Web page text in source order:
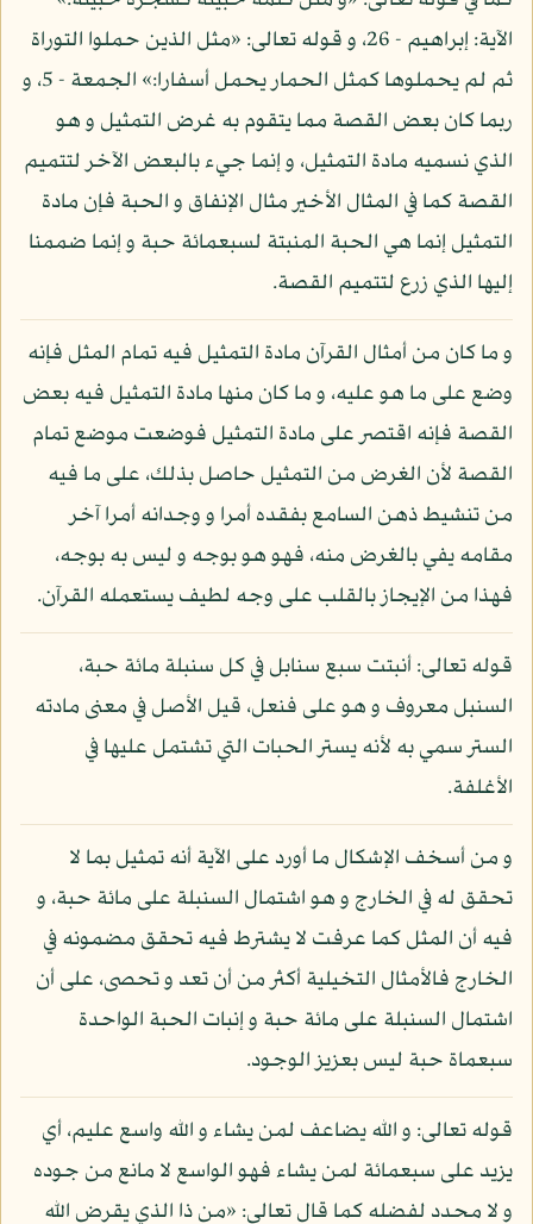
الآية: إبراهيم - 26، و قوله تعالى: «مثل الذين حملوا التوراة
ثم لم يحملوها كمثل الحمار يحمل أسفارا:» الجمعة - 5، و
ربما كان بعض القصة مما يتقوم به غرض التمثيل و هو
الذي نسميه مادة التمثيل، و إنما جيء بالبعض الآخر لتتميم
القصة كما في المثال الأخير مثال الإنفاق و الحبة فإن مادة
التمثيل إنما هي الحبة المنبتة لسبعمائة حبة و إنما ضممنا
إليها الذي زرع لتتميم القصة.
و ما كان من أمثال القرآن مادة التمثيل فيه تمام المثل فإنه
وضع على ما هو عليه، و ما كان منها مادة التمثيل فيه بعض
القصة فإنه اقتصر على مادة التمثيل فوضعت موضع تمام
القصة لأن الغرض من التمثيل حاصل بذلك، على ما فيه
من تنشيط ذهن السامع بفقده أمرا و وجدانه أمرا آخر
مقامه يفي بالغرض منه، فهو هو بوجه و ليس به بوجه،
فهذا من الإيجاز بالقلب على وجه لطيف يستعمله القرآن.
قوله تعالى: أنبتت سبع سنابل في كل سنبلة مائة حبة،
السنبل معروف و هو على فنعل، قيل الأصل في معنى مادته
الستر سمي به لأنه يستر الحبات التي تشتمل عليها في
الأغلفة.
و من أسخف الإشكال ما أورد على الآية أنه تمثيل بما لا
تحقق له في الخارج و هو اشتمال السنبلة على مائة حبة، و
فيه أن المثل كما عرفت لا يشترط فيه تحقق مضمونه في
الخارج فالأمثال التخيلية أكثر من أن تعد و تحصى، على أن
اشتمال السنبلة على مائة حبة و إنبات الحبة الواحدة
سبعماة حبة ليس بعزيز الوجود.
قوله تعالى: و الله يضاعف لمن يشاء و الله واسع عليم، أي
يزيد على سبعمائة لمن يشاء فهو الواسع لا مانع من جوده
و لا محدد لفضله كما قال تعالى: «من ذا الذي يقرض الله